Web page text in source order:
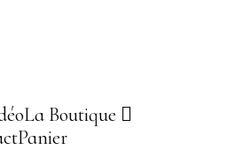
La Boutique
Panier